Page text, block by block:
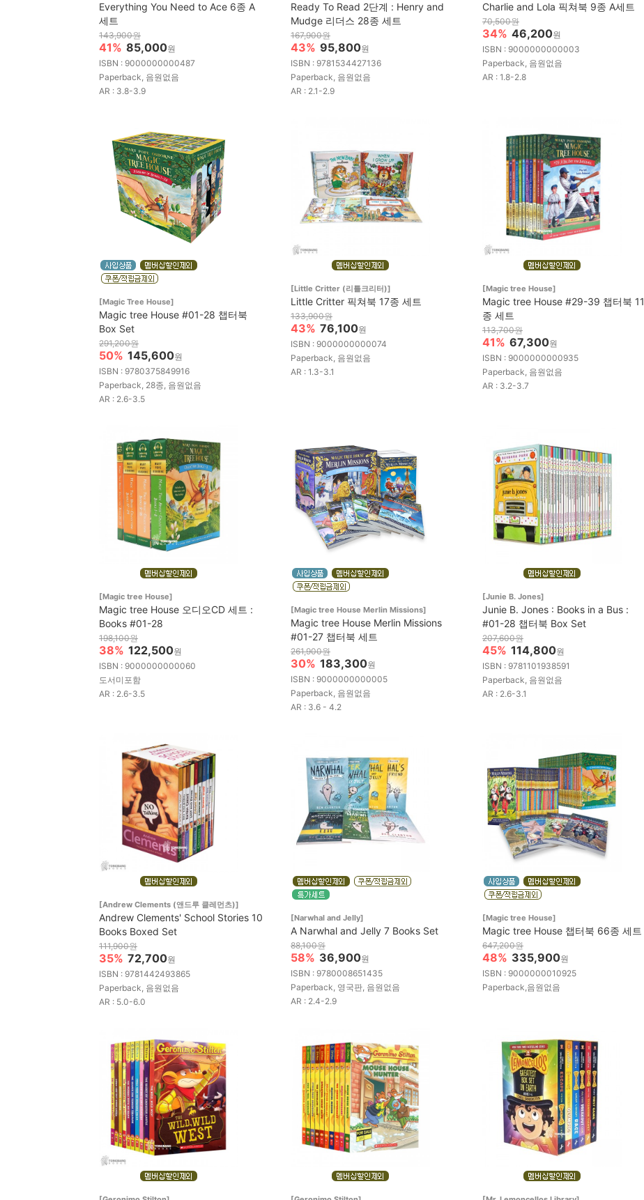
Everything You Need to Ace 6종 A
세트
143,900원
41% 85,000원
ISBN : 9000000000487
Paperback, 음원없음
AR : 3.8-3.9
Ready To Read 2단계 : Henry and
Mudge 리더스 28종 세트
167,900원
43% 95,800원
ISBN : 9781534427136
Paperback, 음원없음
AR : 2.1-2.9
Charlie and Lola 픽쳐북 9종 A세트
70,500원
34% 46,200원
ISBN : 9000000000003
Paperback, 음원없음
AR : 1.8-2.8
[Magic Tree House]
Magic tree House #01-28 챕터북
Box Set
291,200원
50% 145,600원
ISBN : 9780375849916
Paperback, 28종, 음원없음
AR : 2.6-3.5
[Little Critter (리틀크리터)]
Little Critter 픽쳐북 17종 세트
133,900원
43% 76,100원
ISBN : 9000000000074
Paperback, 음원없음
AR : 1.3-3.1
[Magic tree House]
Magic tree House #29-39 챕터북 11
종 세트
113,700원
41% 67,300원
ISBN : 9000000000935
Paperback, 음원없음
AR : 3.2-3.7
[Magic tree House]
Magic tree House 오디오CD 세트 :
Books #01-28
198,100원
38% 122,500원
ISBN : 9000000000060
도서미포함
AR : 2.6-3.5
[Magic tree House Merlin Missions]
Magic tree House Merlin Missions
#01-27 챕터북 세트
261,900원
30% 183,300원
ISBN : 9000000000005
Paperback, 음원없음
AR : 3.6 - 4.2
[Junie B. Jones]
Junie B. Jones : Books in a Bus :
#01-28 챕터북 Box Set
207,600원
45% 114,800원
ISBN : 9781101938591
Paperback, 음원없음
AR : 2.6-3.1
[Andrew Clements (앤드루 클레먼츠)]
Andrew Clements' School Stories 10
Books Boxed Set
111,900원
35% 72,700원
ISBN : 9781442493865
Paperback, 음원없음
AR : 5.0-6.0
[Narwhal and Jelly]
A Narwhal and Jelly 7 Books Set
88,100원
58% 36,900원
ISBN : 9780008651435
Paperback, 영국판, 음원없음
AR : 2.4-2.9
[Magic tree House]
Magic tree House 챕터북 66종 세트
647,200원
48% 335,900원
ISBN : 9000000010925
Paperback,음원없음